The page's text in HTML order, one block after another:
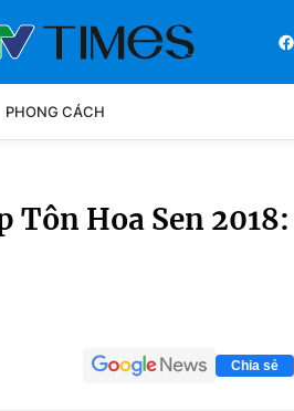
PHONG CÁCH
Tôn Hoa Sen 2018:
Chia sẻ